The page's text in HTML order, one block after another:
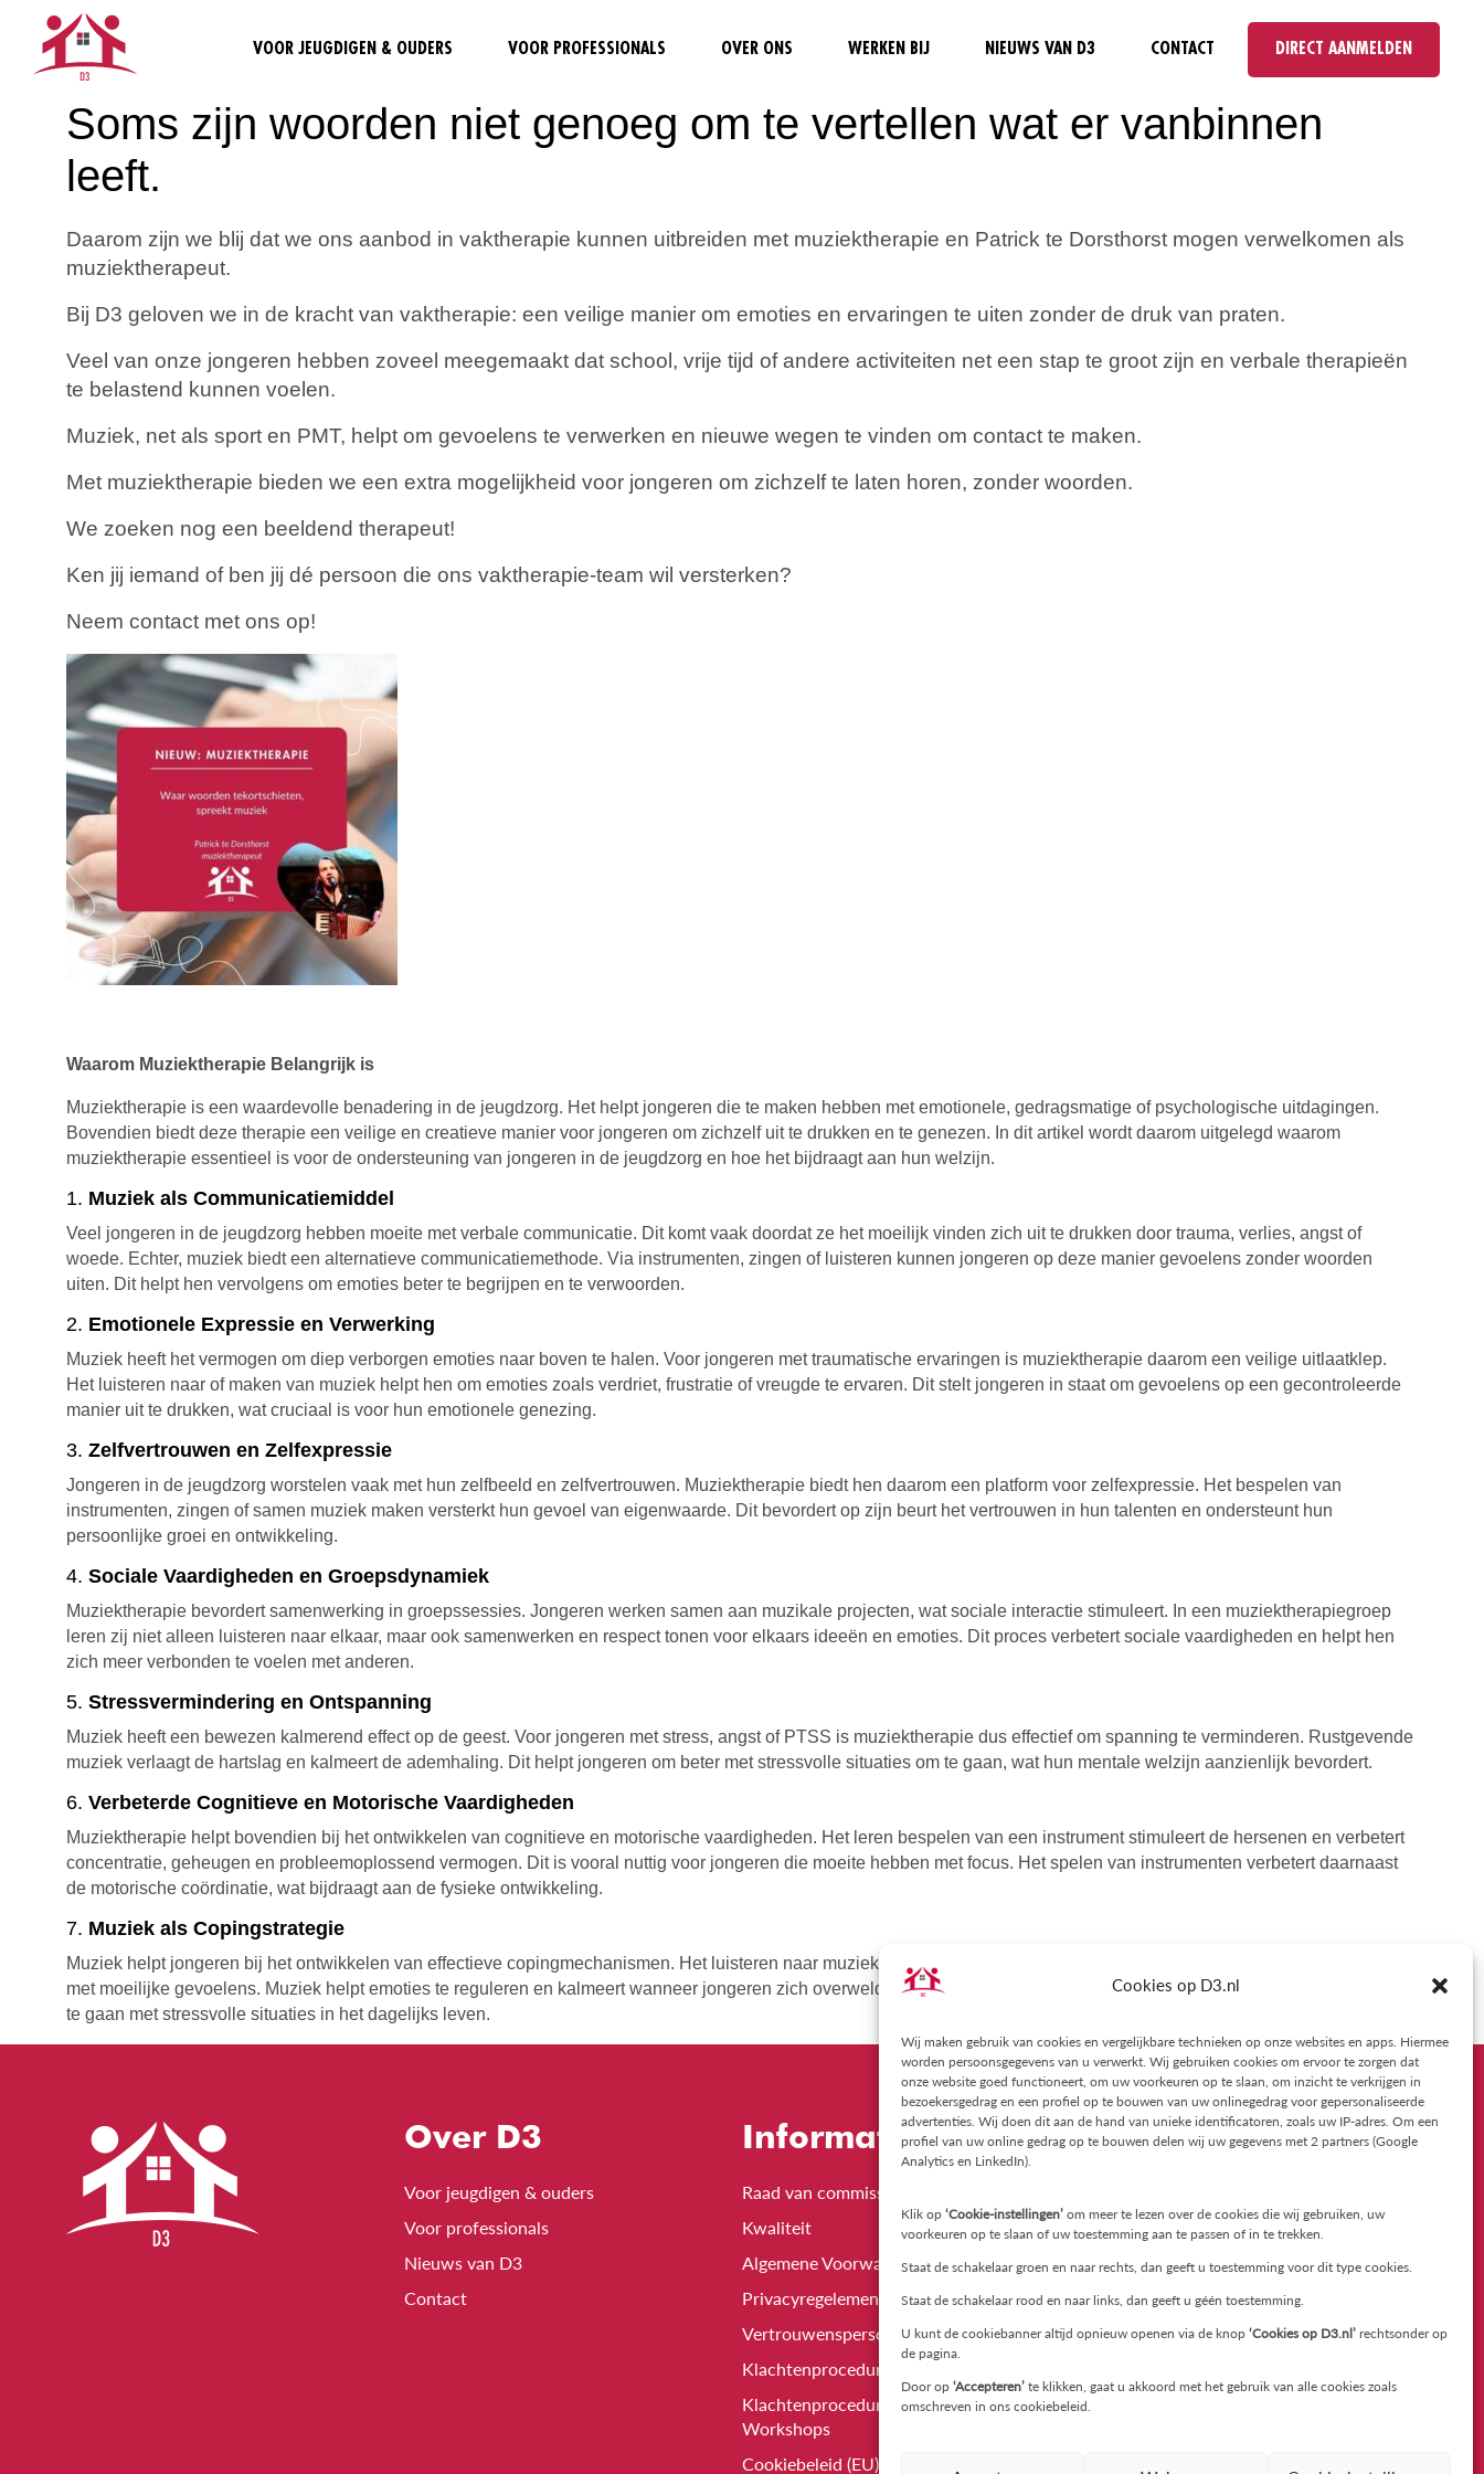
Cookies op D3.nl
Wij maken gebruik van cookies en vergelijkbare technieken op onze websites en apps. Hiermee
worden persoonsgegevens van u verwerkt. Wij gebruiken cookies om ervoor te zorgen dat
onze website goed functioneert, om uw voorkeuren op te slaan, om inzicht te verkrijgen in
bezoekersgedrag en een profiel op te bouwen van uw onlinegedrag voor gepersonaliseerde
advertenties. Wij doen dit aan de hand van unieke identificatoren, zoals uw IP-adres. Om een
profiel van uw online gedrag op te bouwen delen wij uw gegevens met 2 partners (Google
Analytics en LinkedIn).
Klik op ‘Cookie-instellingen’ om meer te lezen over de cookies die wij gebruiken, uw
voorkeuren op te slaan of uw toestemming aan te passen of in te trekken.
Staat de schakelaar groen en naar rechts, dan geeft u toestemming voor dit type cookies.
Staat de schakelaar rood en naar links, dan geeft u géén toestemming.
U kunt de cookiebanner altijd opnieuw openen via de knop ‘Cookies op D3.nl’ rechtsonder op
de pagina.
Door op ‘Accepteren’ te klikken, gaat u akkoord met het gebruik van alle cookies zoals
omschreven in ons cookiebeleid.
VOOR JEUGDIGEN & OUDERS VOOR PROFESSIONALS OVER ONS WERKEN BIJ NIEUWS VAN D3 CONTACT DIRECT AANMELDEN
Soms zijn woorden niet genoeg om te vertellen wat er vanbinnen
leeft.
Daarom zijn we blij dat we ons aanbod in vaktherapie kunnen uitbreiden met muziektherapie en Patrick te Dorsthorst mogen verwelkomen als
muziektherapeut.
Bij D3 geloven we in de kracht van vaktherapie: een veilige manier om emoties en ervaringen te uiten zonder de druk van praten.
Veel van onze jongeren hebben zoveel meegemaakt dat school, vrije tijd of andere activiteiten net een stap te groot zijn en verbale therapieën
te belastend kunnen voelen.
Muziek, net als sport en PMT, helpt om gevoelens te verwerken en nieuwe wegen te vinden om contact te maken.
Met muziektherapie bieden we een extra mogelijkheid voor jongeren om zichzelf te laten horen, zonder woorden.
We zoeken nog een beeldend therapeut!
Ken jij iemand of ben jij dé persoon die ons vaktherapie-team wil versterken?
Neem contact met ons op!
Waarom Muziektherapie Belangrijk is
Muziektherapie is een waardevolle benadering in de jeugdzorg. Het helpt jongeren die te maken hebben met emotionele, gedragsmatige of psychologische uitdagingen.
Bovendien biedt deze therapie een veilige en creatieve manier voor jongeren om zichzelf uit te drukken en te genezen. In dit artikel wordt daarom uitgelegd waarom
muziektherapie essentieel is voor de ondersteuning van jongeren in de jeugdzorg en hoe het bijdraagt aan hun welzijn.
1. Muziek als Communicatiemiddel
Veel jongeren in de jeugdzorg hebben moeite met verbale communicatie. Dit komt vaak doordat ze het moeilijk vinden zich uit te drukken door trauma, verlies, angst of
woede. Echter, muziek biedt een alternatieve communicatiemethode. Via instrumenten, zingen of luisteren kunnen jongeren op deze manier gevoelens zonder woorden
uiten. Dit helpt hen vervolgens om emoties beter te begrijpen en te verwoorden.
2. Emotionele Expressie en Verwerking
Muziek heeft het vermogen om diep verborgen emoties naar boven te halen. Voor jongeren met traumatische ervaringen is muziektherapie daarom een veilige uitlaatklep.
Het luisteren naar of maken van muziek helpt hen om emoties zoals verdriet, frustratie of vreugde te ervaren. Dit stelt jongeren in staat om gevoelens op een gecontroleerde
manier uit te drukken, wat cruciaal is voor hun emotionele genezing.
3. Zelfvertrouwen en Zelfexpressie
Jongeren in de jeugdzorg worstelen vaak met hun zelfbeeld en zelfvertrouwen. Muziektherapie biedt hen daarom een platform voor zelfexpressie. Het bespelen van
instrumenten, zingen of samen muziek maken versterkt hun gevoel van eigenwaarde. Dit bevordert op zijn beurt het vertrouwen in hun talenten en ondersteunt hun
persoonlijke groei en ontwikkeling.
4. Sociale Vaardigheden en Groepsdynamiek
Muziektherapie bevordert samenwerking in groepssessies. Jongeren werken samen aan muzikale projecten, wat sociale interactie stimuleert. In een muziektherapiegroep
leren zij niet alleen luisteren naar elkaar, maar ook samenwerken en respect tonen voor elkaars ideeën en emoties. Dit proces verbetert sociale vaardigheden en helpt hen
zich meer verbonden te voelen met anderen.
5. Stressvermindering en Ontspanning
Muziek heeft een bewezen kalmerend effect op de geest. Voor jongeren met stress, angst of PTSS is muziektherapie dus effectief om spanning te verminderen. Rustgevende
muziek verlaagt de hartslag en kalmeert de ademhaling. Dit helpt jongeren om beter met stressvolle situaties om te gaan, wat hun mentale welzijn aanzienlijk bevordert.
6. Verbeterde Cognitieve en Motorische Vaardigheden
Muziektherapie helpt bovendien bij het ontwikkelen van cognitieve en motorische vaardigheden. Het leren bespelen van een instrument stimuleert de hersenen en verbetert
concentratie, geheugen en probleemoplossend vermogen. Dit is vooral nuttig voor jongeren die moeite hebben met focus. Het spelen van instrumenten verbetert daarnaast
de motorische coördinatie, wat bijdraagt aan de fysieke ontwikkeling.
7. Muziek als Copingstrategie
Muziek helpt jongeren bij het ontwikkelen van effectieve copingmechanismen. Het luisteren naar muziek of het maken ervan biedt hen bovendien een manier om om te gaan
met moeilijke gevoelens. Muziek helpt emoties te reguleren en kalmeert wanneer jongeren zich overweldigd voelen. Dit maakt hen sterker en helpt hen uiteindelijk beter om
te gaan met stressvolle situaties in het dagelijks leven.
Over D3
Voor jeugdigen & ouders
Voor professionals
Nieuws van D3
Contact
Informatie
Raad van commissarissen
Kwaliteit
Algemene Voorwaarden
Privacyregelement
Vertrouwenspersoon
Klachtenprocedure
Klachtenprocedure Trainingen en
Workshops
Cookiebeleid (EU)
Contact
Slotlaan 3; 7271 NP Borculo
Heideveld 30A; 7351DC Hoenderloo
T: 085 822 89 99
Twitter